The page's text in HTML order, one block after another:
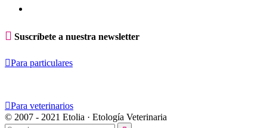
 Suscríbete a nuestra newsletter
Para particulares
Para veterinarios
© 2007 - 2021 Etolia · Etología Veterinaria